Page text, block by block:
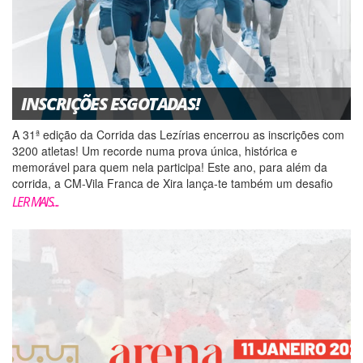
INSCRIÇÕES ESGOTADAS!
A 31ª edição da Corrida das Lezírias encerrou as inscrições com
3200 atletas! Um recorde numa prova única, histórica e
memorável para quem nela participa! Este ano, para além da
corrida, a CM-Vila Franca de Xira lança-te também um desafio
solidário: A população do concelho vizinho...
LER MAIS...